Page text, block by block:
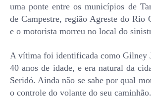
uma ponte entre os municípios de
de Campestre, região Agreste do Rio
e o motorista morreu no local do
A vítima foi identificada como Gilney
40 anos de idade, e era natural da
Seridó. Ainda não se sabe por qual
o controle do volante do seu caminhão.